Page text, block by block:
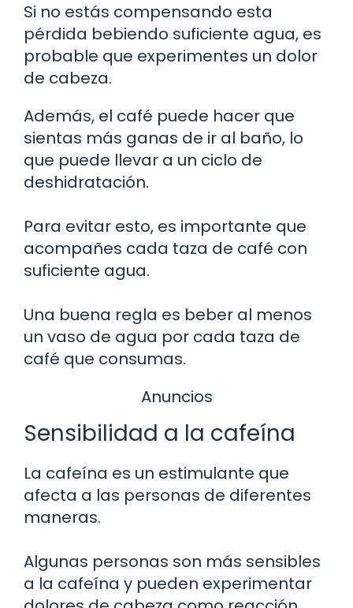
Si no estás compensando esta
pérdida bebiendo suficiente agua, es
probable que experimentes un dolor
de cabeza.
Además, el café puede hacer que
sientas más ganas de ir al baño, lo
que puede llevar a un ciclo de
deshidratación.
Para evitar esto, es importante que
acompañes cada taza de café con
suficiente agua.
Una buena regla es beber al menos
un vaso de agua por cada taza de
café que consumas.
Anuncios
Sensibilidad a la cafeína
La cafeína es un estimulante que
afecta a las personas de diferentes
maneras.
Algunas personas son más sensibles
a la cafeína y pueden experimentar